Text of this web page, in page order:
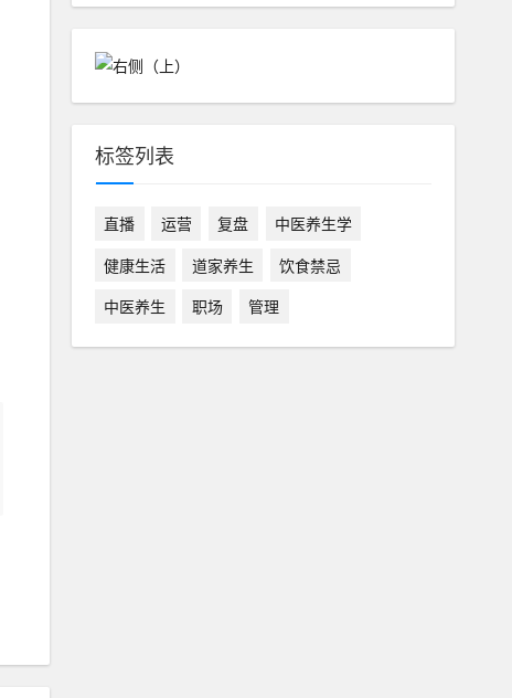
标签列表
直播 运营 复盘
中医养生学
健康生活
道家养生
饮食禁忌
中医养生
职场 管理